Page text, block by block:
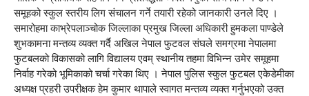
समूहको स्कुल स्तरीय लिग संचालन गर्ने तयारी रहेको जानकारी उनले दिए ।
समारोहमा काभ्रेपलाञ्चोक जिल्लाका प्रमुख जिल्ला अधिकारी हुमकला पाण्डेले
शुभकामना मन्तव्य व्यक्त गर्दै अखिल नेपाल फुटवल संघले समग्रमा नेपालमा
फुटबलको विकासको लागि विद्यालय एवम् स्थानीय तहमा विभिन्न उमेर समूहमा
निर्वाह गरेको भूमिकाको चर्चा गरेका थिए । नेपाल पुलिस स्कुल फुटबल एकेडेमीका
अध्यक्ष प्रहरी उपरीक्षक हेम कुमार थापाले स्वागत मन्तव्य व्यक्त गर्नुभएको उक्त